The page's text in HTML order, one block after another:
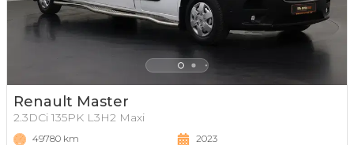
Renault Master
2.3DCi 135PK L3H2 Maxi
49780 km
2023